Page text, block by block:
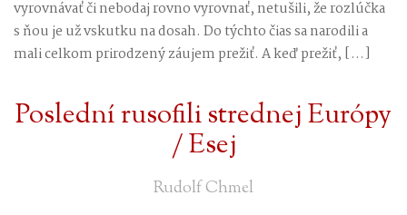
vyrovnávať či nebodaj rovno vyrovnať, netušili, že rozlúčka
s ňou je už vskutku na dosah. Do týchto čias sa narodili a
mali celkom prirodzený záujem prežiť. A keď prežiť, […]
Poslední rusofili strednej Európy
/ Esej
Rudolf Chmel